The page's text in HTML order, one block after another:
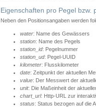
Eigenschaften pro Pegel bzw.
Neben den Positionsangaben werden
water: Name des Gewässers
station: Name des Pegels
station_id: Pegelnummer
station_ud: Pegel-UUID
kilometer: Flusskilometer
date: Zeitpunkt der aktuellen
value: Der Messwert der
unit: Die Maßeinheit der
chart_url: Http-URL zur
status: Status bezogen auf die